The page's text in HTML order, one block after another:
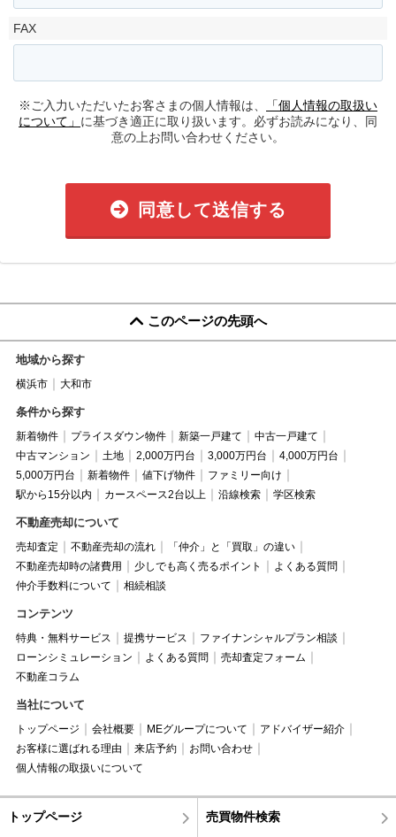
FAX
※ご入力いただいたお客さまの個人情報は、
「個人情報の取扱い
について」 に基づき適正に取り扱います。必ずお読みになり、同
意の上お問い合わせください。
同意して送信する
このページの先頭へ
地域から探す
横浜市 大和市
条件から探す
新着物件 プライスダウン物件 新築一戸建て
中古一戸建て
中古マンション
土地 2,000万円台 3,000万円台
4,000万円台
5,000万円台
新着物件 値下げ物件
ファミリー向け
駅から15分以内
カースペース2台以上 沿線検索 学区検索
不動産売却について
売却査定 不動産売却の流れ
「仲介」と「買取」の違い
不動産売却時の諸費用
少しでも高く売るポイント
よくある質問
仲介手数料について
相続相談
コンテンツ
特典・無料サービス 提携サービス
ファイナンシャルプラン相談
ローンシミュレーション
よくある質問
売却査定フォーム
不動産コラム
当社について
トップページ 会社概要 MEグループについて
アドバイザー紹介
お客様に選ばれる理由
来店予約
お問い合わせ
個人情報の取扱いについて
トップページ 売買物件検索